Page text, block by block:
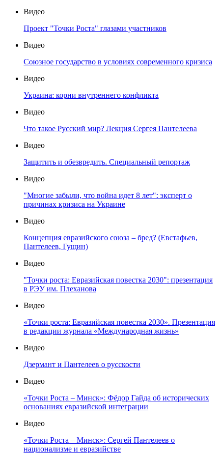
Видео
Проект "Точки Роста" глазами участников
Видео
Союзное государство в условиях современного кризиса
Видео
Украина: корни внутреннего конфликта
Видео
Что такое Русский мир? Лекция Сергея Пантелеева
Видео
Защитить и обезвредить. Специальный репортаж
Видео
"Многие забыли, что война идет 8 лет": эксперт о
причинах кризиса на Украине
Видео
Концепция евразийского союза – бред? (Евстафьев,
Пантелеев, Гущин)
Видео
"Точки роста: Евразийская повестка 2030": презентация
в РЭУ им. Плеханова
Видео
«Точки роста: Евразийская повестка 2030». Презентация
в редакции журнала «Международная жизнь»
Видео
Дзермант и Пантелеев о русскости
Видео
«Точки Роста – Минск»: Фёдор Гайда об исторических
основаниях евразийской интеграции
Видео
«Точки Роста – Минск»: Сергей Пантелеев о
национализме и евразийстве